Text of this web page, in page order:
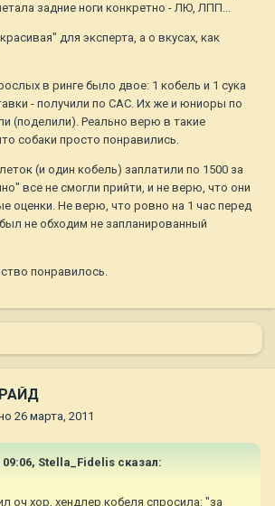
задние ноги конкретно - ЛЮ, ЛПП...
для эксперта, а о вкусах, как
в ринге было двое: 1 кобель и 1 сука
- получили по САС. Их же и юниоры по
(поделили). Реально верю в такие
собаки просто понравились.
(и один кобель) заплатили по 1500 за
все не смогли прийти, и не верю, что они
оценки. Не верю, что ровно на 1 час перед
не обходим не запланированный
понравилось.
26 марта, 2011
09:06, Stella_Fidelis сказал:
оч хор, хендлер кобеля спросила: "за